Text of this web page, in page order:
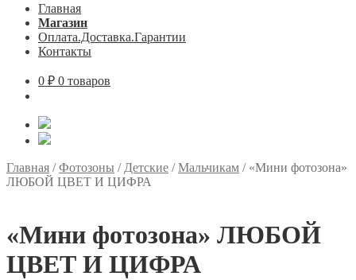
Главная
Магазин
Оплата.Доставка.Гарантии
Контакты
0 ₽ 0 товаров
Главная /Фотозоны / Детские /Мальчикам / «Мини фотозона»
ЛЮБОЙ ЦВЕТ И ЦИФРА
«Мини фотозона» ЛЮБОЙ
ЦВЕТ И ЦИФРА